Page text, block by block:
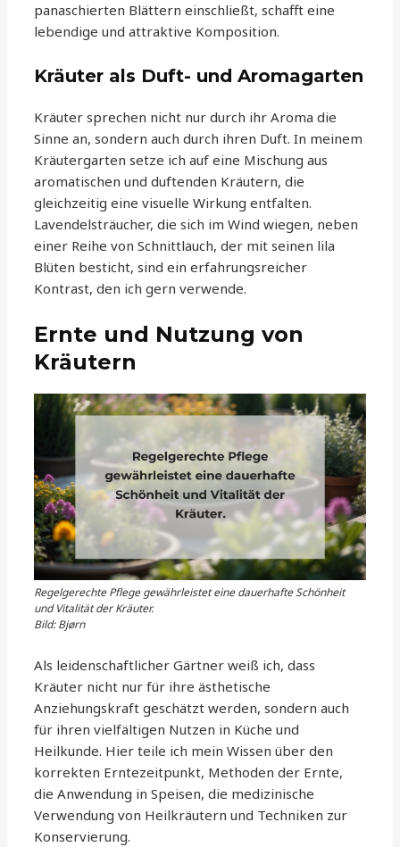
panaschierten Blättern einschließt, schafft eine
lebendige und attraktive Komposition.
Kräuter als Duft- und Aromagarten
Kräuter sprechen nicht nur durch ihr Aroma die
Sinne an, sondern auch durch ihren Duft. In meinem
Kräutergarten setze ich auf eine Mischung aus
aromatischen und duftenden Kräutern, die
gleichzeitig eine visuelle Wirkung entfalten.
Lavendelsträucher, die sich im Wind wiegen, neben
einer Reihe von Schnittlauch, der mit seinen lila
Blüten besticht, sind ein erfahrungsreicher
Kontrast, den ich gern verwende.
Ernte und Nutzung von
Kräutern
Regelgerechte Pflege gewährleistet eine dauerhafte Schönheit
und Vitalität der Kräuter.
Bild: Bjørn
Als leidenschaftlicher Gärtner weiß ich, dass
Kräuter nicht nur für ihre ästhetische
Anziehungskraft geschätzt werden, sondern auch
für ihren vielfältigen Nutzen in Küche und
Heilkunde. Hier teile ich mein Wissen über den
korrekten Erntezeitpunkt, Methoden der Ernte,
die Anwendung in Speisen, die medizinische
Verwendung von Heilkräutern und Techniken zur
Konservierung.